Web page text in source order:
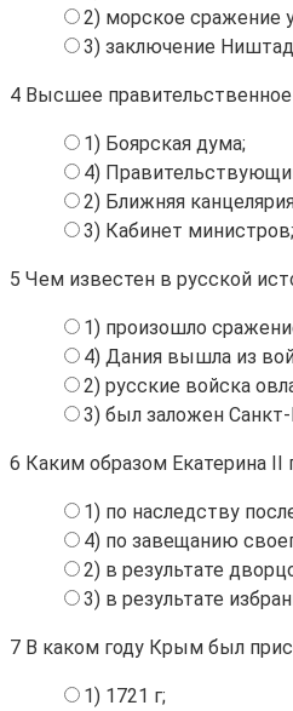
2) морское сражение
3) заключение
4 Высшее
1) Боярская дума;
4)
2) Ближняя
3) Кабинет министров;
5 Чем известен в русской
1) произошло
4) Дания вышла из
2) русские войска
3) был заложен
6 Каким образом Екатерина II
1) по наследству
4) по завещанию
2) в результате
3) в результате
7 В каком году Крым был
1) 1721 г;